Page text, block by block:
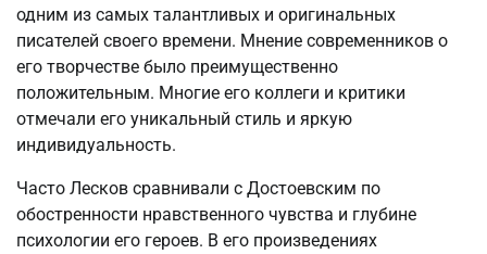
одним из самых талантливых и оригинальных
писателей своего времени. Мнение современников о
его творчестве было преимущественно
положительным. Многие его коллеги и критики
отмечали его уникальный стиль и яркую
индивидуальность.
Часто Лесков сравнивали с Достоевским по
обостренности нравственного чувства и глубине
психологии его героев. В его произведениях